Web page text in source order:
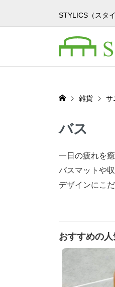
STYLICS（スタ
雑貨 サ
バス
一日の疲れを
バスマットや
デザインにこ
おすすめの